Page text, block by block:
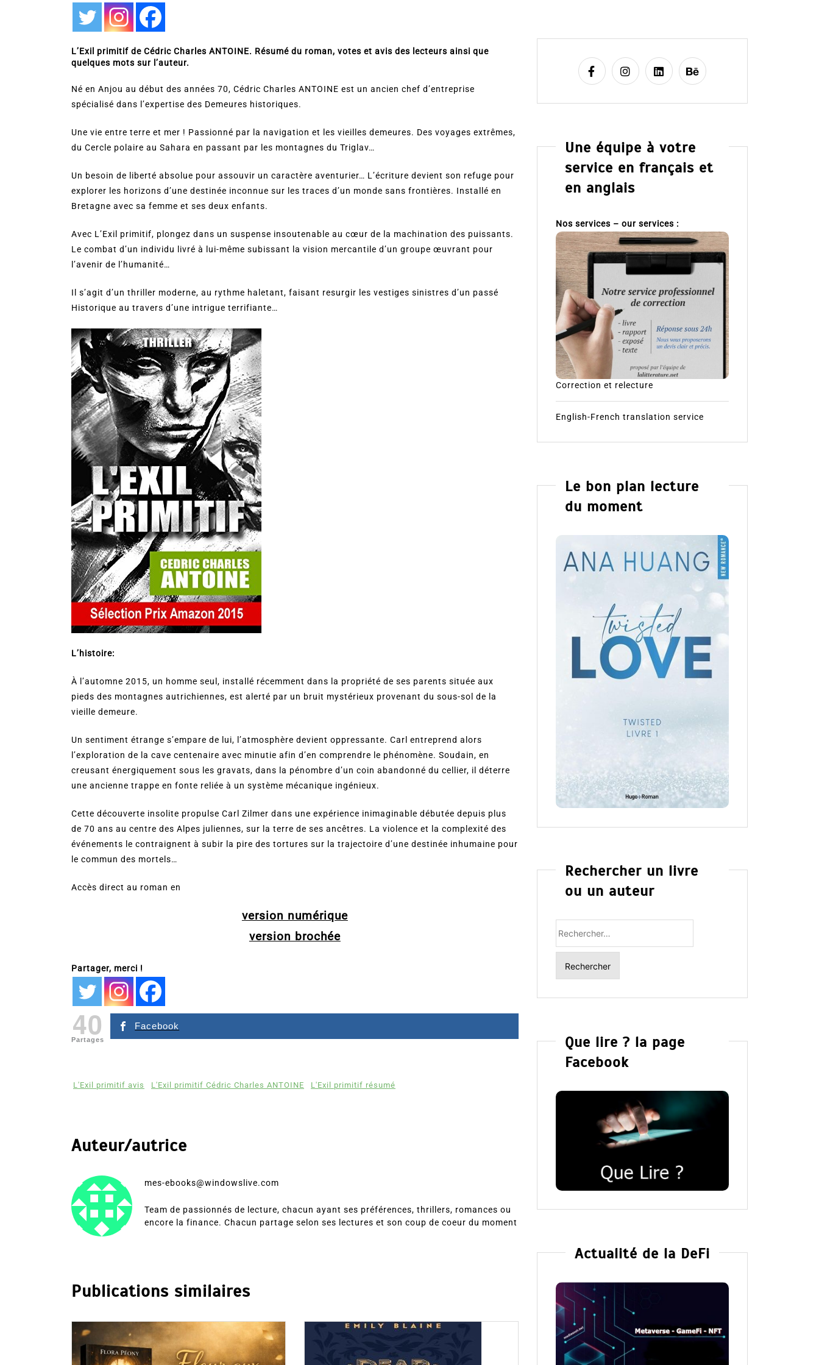
L’Exil primitif de Cédric Charles ANTOINE. Résumé du roman, votes et avis des lecteurs ainsi que
quelques mots sur l’auteur.
Né en Anjou au début des années 70, Cédric Charles ANTOINE est un ancien chef d’entreprise
spécialisé dans l’expertise des Demeures historiques.
Une vie entre terre et mer ! Passionné par la navigation et les vieilles demeures. Des voyages extrêmes,
du Cercle polaire au Sahara en passant par les montagnes du Triglav…
Un besoin de liberté absolue pour assouvir un caractère aventurier… L’écriture devient son refuge pour
explorer les horizons d’une destinée inconnue sur les traces d’un monde sans frontières. Installé en
Bretagne avec sa femme et ses deux enfants.
Avec L’Exil primitif, plongez dans un suspense insoutenable au cœur de la machination des puissants.
Le combat d’un individu livré à lui-même subissant la vision mercantile d’un groupe œuvrant pour
l’avenir de l’humanité…
Il s’agit d’un thriller moderne, au rythme haletant, faisant resurgir les vestiges sinistres d’un passé
Historique au travers d’une intrigue terrifiante…
L’histoire:
À l’automne 2015, un homme seul, installé récemment dans la propriété de ses parents située aux
pieds des montagnes autrichiennes, est alerté par un bruit mystérieux provenant du sous-sol de la
vieille demeure.
Un sentiment étrange s’empare de lui, l’atmosphère devient oppressante. Carl entreprend alors
l’exploration de la cave centenaire avec minutie afin d’en comprendre le phénomène. Soudain, en
creusant énergiquement sous les gravats, dans la pénombre d’un coin abandonné du cellier, il déterre
une ancienne trappe en fonte reliée à un système mécanique ingénieux.
Cette découverte insolite propulse Carl Zilmer dans une expérience inimaginable débutée depuis plus
de 70 ans au centre des Alpes juliennes, sur la terre de ses ancêtres. La violence et la complexité des
événements le contraignent à subir la pire des tortures sur la trajectoire d’une destinée inhumaine pour
le commun des mortels…
Accès direct au roman en
version numérique
version brochée
Partager, merci !
40
Partages
Facebook
L'Exil primitif avis L'Exil primitif Cédric Charles ANTOINE L'Exil primitif résumé
Auteur/autrice
mes-ebooks@windowslive.com
Team de passionnés de lecture, chacun ayant ses préférences, thrillers, romances ou
encore la finance. Chacun partage selon ses lectures et son coup de coeur du moment
Publications similaires
Une équipe à votre
service en français et
en anglais
Nos services – our services :
Correction et relecture
English-French translation service
Le bon plan lecture
du moment
Rechercher un livre
ou un auteur
Que lire ? la page
Facebook
Actualité de la DeFi